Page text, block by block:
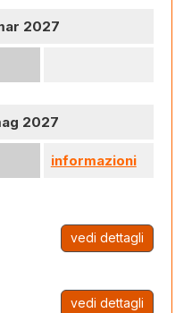
2027
2027
informazioni
vedi dettagli
vedi dettagli